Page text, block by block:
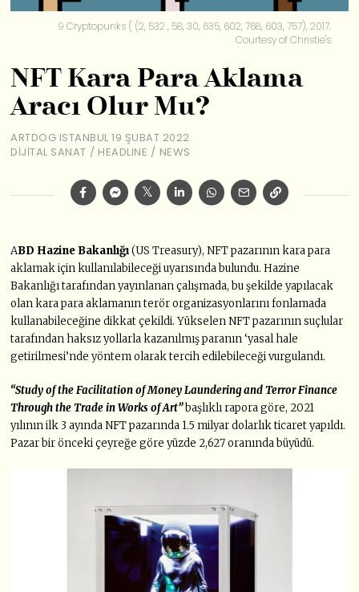
9 Cryptopunks ( (2, 532 , 58, 30, 635, 602, 768, 603, 757), 2017.
Courtesy of Christie's
NFT Kara Para Aklama
Aracı Olur Mu?
ARTDOG ISTANBUL 19 ŞUBAT 2022
DIJITAL SANAT / HEADLINE / NEWS
ABD Hazine Bakanlığı(US Treasury), NFT pazarının kara para
aklamak için kullanılabileceği uyarısında bulundu. Hazine
Bakanlığı tarafından yayınlanan çalışmada, bu şekilde yapılacak
olan kara para aklamanın terör organizasyonlarını fonlamada
kullanabileceğine dikkat çekildi. Yükselen NFT pazarının suçlular
tarafından haksız yollarla kazanılmış paranın ‘yasal hale
getirilmesi’nde yöntem olarak tercih edilebileceği vurgulandı.
“Study of the Facilitation of Money Laundering and Terror Finance
Through the Trade in Works of Art”başlıklı rapora göre, 2021
yılının ilk 3 ayında NFT pazarında 1.5 milyar dolarlık ticaret yapıldı.
Pazar bir önceki çeyreğe göre yüzde 2,627 oranında büyüdü.